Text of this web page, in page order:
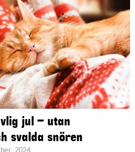
jul – utan
svalda snören